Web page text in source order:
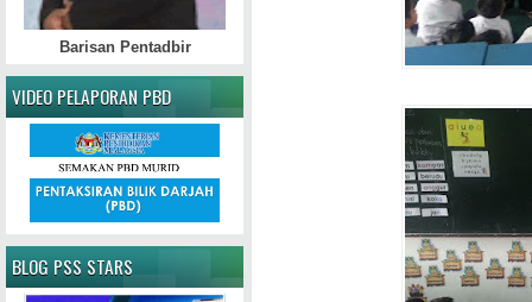
Barisan Pentadbir
VIDEO PELAPORAN PBD
BLOG PSS STARS